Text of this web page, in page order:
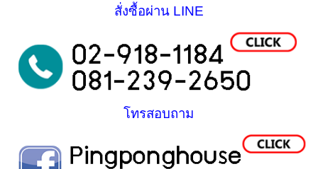
สั่งซื้อผ่าน LINE
โทรสอบถาม